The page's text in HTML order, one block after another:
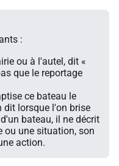
:
ou à l'autel, dit «
que le reportage
ce bateau le
dit lorsque l'on brise
bateau, il ne décrit
ou une situation, son
action.